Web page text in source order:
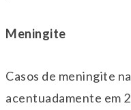
Meningite
Casos de meningite
acentuadamente em